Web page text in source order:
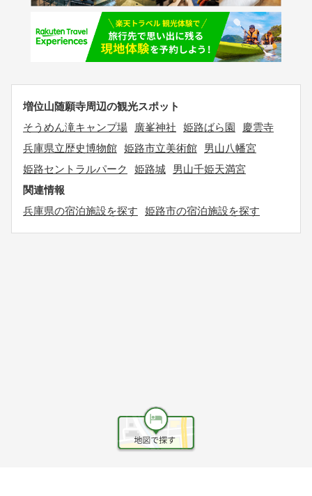
増位山随願寺周辺の観光スポット
そうめん滝キャンプ場
廣峯神社 姫路ばら園
慶雲寺
兵庫県立歴史博物館 姫路市立美術館
男山八幡宮
姫路セントラルパーク
姫路城
男山千姫天満宮
関連情報
兵庫県の宿泊施設を探す
姫路市の宿泊施設を探す